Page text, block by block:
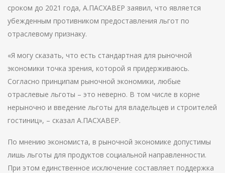
сроком до 2021 года, А.ПАСХАВЕР заявил, что является
убежденным противником предоставления льгот по
отраслевому признаку.
«Я могу сказать, что есть стандартная для рыночной
экономики точка зрения, которой я придерживаюсь.
Согласно принципам рыночной экономики, любые
отраслевые льготы – это неверно. В том числе в корне
нерыночно и введение льготы для владельцев и строителей
гостиниц», – сказал А.ПАСХАВЕР.
По мнению экономиста, в рыночной экономике допустимы
лишь льготы для продуктов социальной направленности.
При этом единственное исключение составляет поддержка